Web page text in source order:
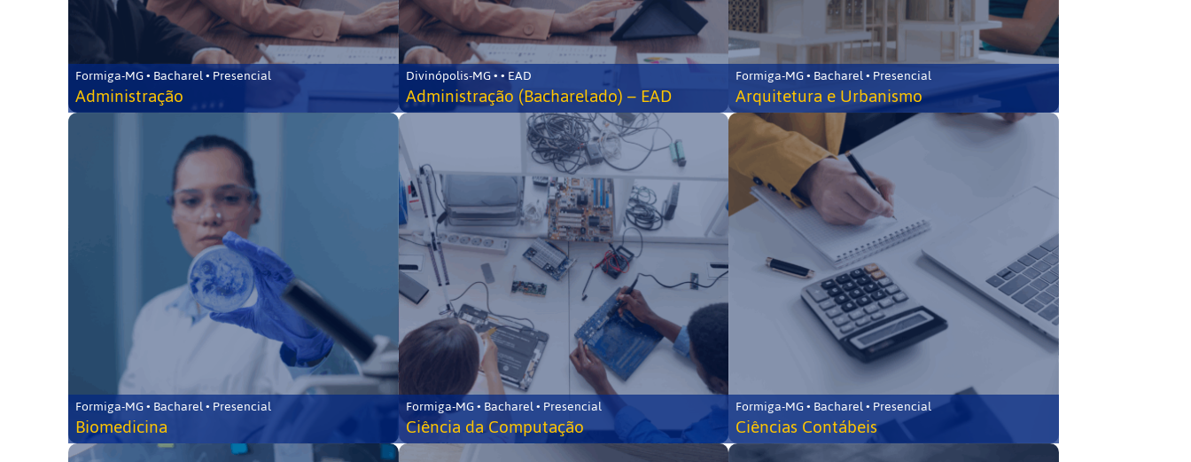
Formiga-MG • Bacharel • Presencial
Administração
Divinópolis-MG • • EAD
Administração (Bacharelado) – EAD
Formiga-MG • Bacharel • Presencial
Arquitetura e Urbanismo
Formiga-MG • Bacharel • Presencial
Biomedicina
Formiga-MG • Bacharel • Presencial
Ciência da Computação
Formiga-MG • Bacharel • Presencial
Ciências Contábeis